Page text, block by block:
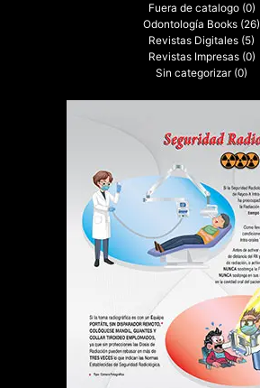
Fuera de catalogo (0)
Odontología Books (26)
Revistas Digitales (5)
Revistas Impresas (0)
Sin categorizar (0)